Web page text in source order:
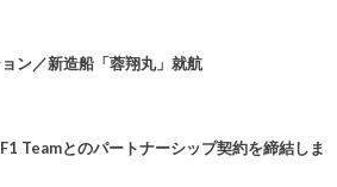
ン／新造船「蓉翔丸」就航
Teamとのパートナーシップ契約を締結しま